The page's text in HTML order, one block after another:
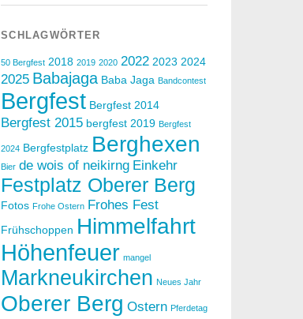
SCHLAGWÖRTER
50 Bergfest 2018 2019 2020 2022 2023 2024
2025 Babajaga Baba Jaga Bandcontest
Bergfest Bergfest 2014
Bergfest 2015 bergfest 2019 Bergfest
2024 Bergfestplatz Berghexen
Bier de wois of neikirng Einkehr
Festplatz Oberer Berg
Fotos Frohe Ostern Frohes Fest
Frühschoppen Himmelfahrt
Höhenfeuer mangel
Markneukirchen Neues Jahr
Oberer Berg Ostern Pferdetag